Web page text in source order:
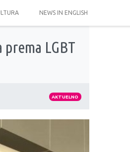
NEWS IN ENGLISH
LGBT
AKTUELNO